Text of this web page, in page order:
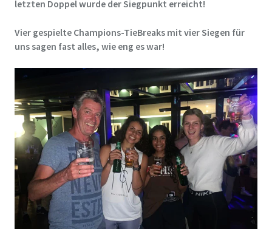
letzten Doppel wurde der Siegpunkt erreicht!
Vier gespielte Champions-TieBreaks mit vier Siegen für
uns sagen fast alles, wie eng es war!